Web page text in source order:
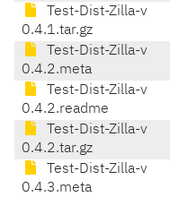
Test-Dist-Zilla-v
0.4.1.tar.gz
Test-Dist-Zilla-v
0.4.2.meta
Test-Dist-Zilla-v
0.4.2.readme
Test-Dist-Zilla-v
0.4.2.tar.gz
Test-Dist-Zilla-v
0.4.3.meta